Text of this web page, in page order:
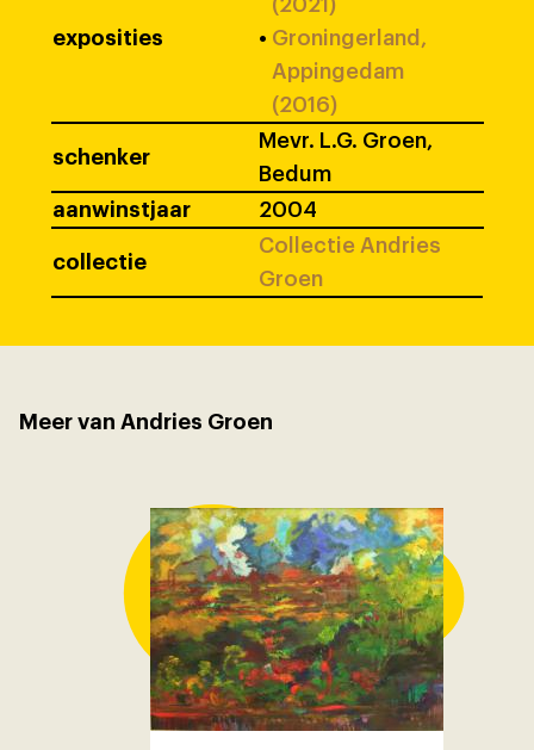
exposities
(2021)
• Groningerland,
Appingedam
(2016)
schenker
Mevr. L.G. Groen,
Bedum
aanwinstjaar
2004
collectie
Collectie Andries
Groen
Meer van Andries Groen